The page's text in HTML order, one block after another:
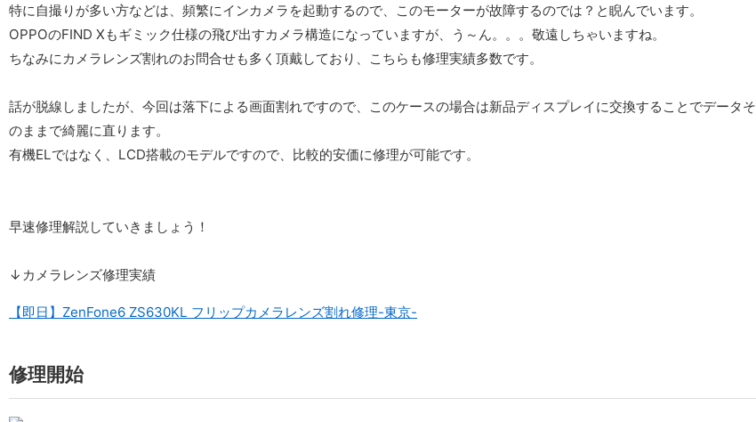
特に自撮りが多い方などは、頻繁にインカメラを起動するので、このモーターが故障するのでは？と睨んでいます。
OPPOのFIND Xもギミック仕様の飛び出すカメラ構造になっていますが、う～ん。。。敬遠しちゃいますね。
ちなみにカメラレンズ割れのお問合せも多く頂戴しており、こちらも修理実績多数です。
話が脱線しましたが、今回は落下による画面割れですので、このケースの場合は新品ディスプレイに交換することでデータそ
のままで綺麗に直ります。
有機ELではなく、LCD搭載のモデルですので、比較的安価に修理が可能です。
早速修理解説していきましょう！
↓カメラレンズ修理実績
【即日】ZenFone6 ZS630KL フリップカメラレンズ割れ修理-東京-
修理開始